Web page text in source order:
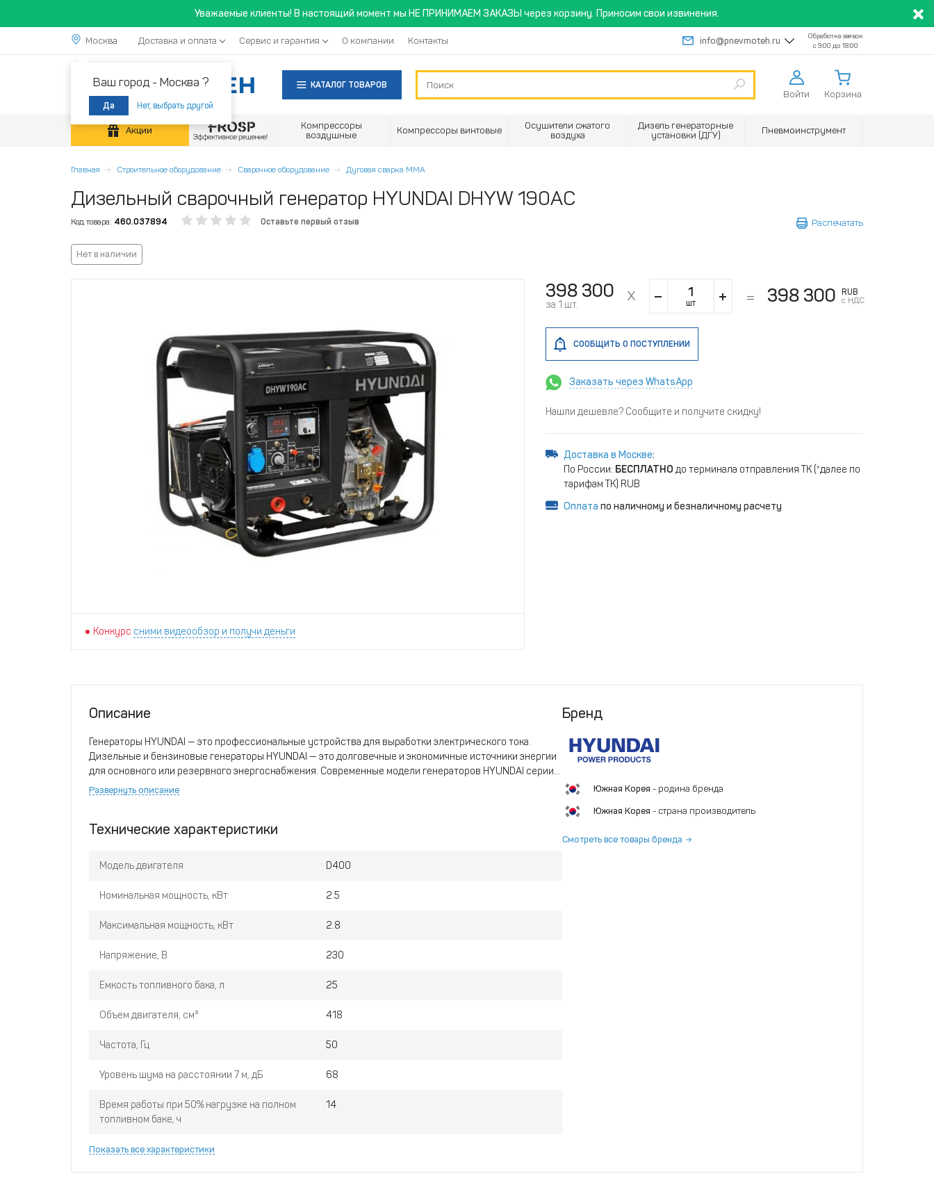
Уважаемые клиенты! В настоящий момент мы НЕ ПРИНИМАЕМ ЗАКАЗЫ через корзину. Приносим свои извинения.
Москва
Ваш город - Москва ?
Да Нет, выбрать другой
Доставка и оплата Сервис и гарантия О компании Контакты info@pnevmoteh.ru
Обработка заявок
с 9:00 до 18:00
КАТАЛОГ ТОВАРОВ
Войти Корзина
Акции
Компрессоры
воздушные
Компрессоры винтовые
Осушители сжатого
воздуха
Дизель генераторные
установки (ДГУ)
Пневмоинструмент
Главная Строительное оборудование Сварочное оборудование Дуговая сварка MMA
Дизельный сварочный генератор HYUNDAI DHYW 190AC
Код товара: 460.037894 Оставьте первый отзыв Распечатать
Нет в наличии
Конкурс сними видеообзор и получи деньги
398 300
за 1 шт. шт 398 300
RUB
с НДС
СООБЩИТЬ О ПОСТУПЛЕНИИ
Заказать через WhatsApp
Нашли дешевле? Сообщите и получите скидку!
Доставка в Москве:
По России: БЕСПЛАТНО до терминала отправления ТК (*далее по
тарифам ТК) RUB
Оплата по наличному и безналичному расчету
Описание
Генераторы HYUNDAI — это профессиональные устройства для выработки электрического тока.
Дизельные и бензиновые генераторы HYUNDAI — это долговечные и экономичные источники энергии
для основного или резервного энергоснабжения. Современные модели генераторов HYUNDAI серии
DIESEL оснащены инжекторной системой прямого впрыска топлива, что значительно снижает его
Развернуть описание
Технические характеристики
Модель двигателя D400
Номинальная мощность, кВт 2.5
Максимальная мощность, кВт 2.8
Напряжение, В 230
Емкость топливного бака, л 25
Объем двигателя, см³ 418
Частота, Гц 50
Уровень шума на расстоянии 7 м, дБ 68
Время работы при 50% нагрузке на полном
топливном баке, ч
14
Показать все характеристики
Бренд
Южная Корея - родина бренда
Южная Корея - страна производитель
Смотреть все товары бренда